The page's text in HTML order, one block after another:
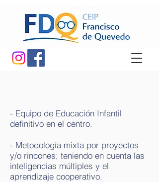
- Equipo de Educación Infantil
definitivo en el centro.
- Metodología mixta por proyectos
y/o rincones; teniendo en cuenta las
inteligencias múltiples y el
aprendizaje cooperativo.